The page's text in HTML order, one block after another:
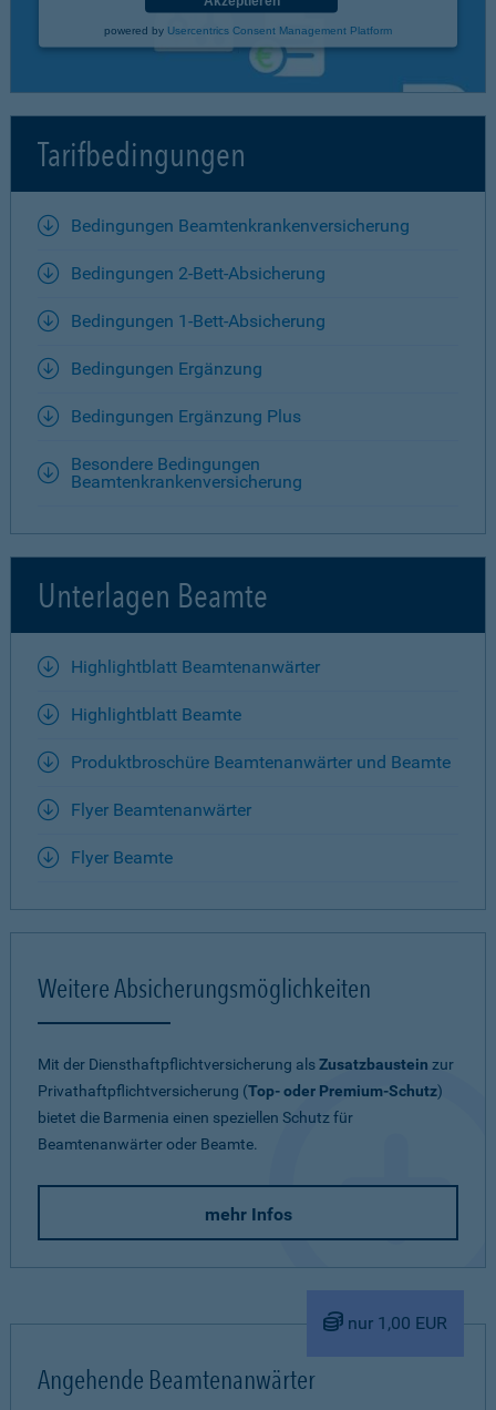
powered by Usercentrics Consent Management Platform
Tarifbedingungen
Bedingungen Beamtenkrankenversicherung
Bedingungen 2-Bett-Absicherung
Bedingungen 1-Bett-Absicherung
Bedingungen Ergänzung
Bedingungen Ergänzung Plus
Besondere Bedingungen
Beamtenkrankenversicherung
Unterlagen Beamte
Highlightblatt Beamtenanwärter
Highlightblatt Beamte
Produktbroschüre Beamtenanwärter und Beamte
Flyer Beamtenanwärter
Flyer Beamte
Weitere Absicherungsmöglichkeiten
Mit der Diensthaftpflichtversicherung alsZusatzbaustein zur
Privathaftpflichtversicherung (Top- oder Premium-Schutz)
bietet die Barmenia einen speziellen Schutz für
Beamtenanwärter oder Beamte.
mehr Infos
nur 1,00 EUR
Angehende Beamtenanwärter